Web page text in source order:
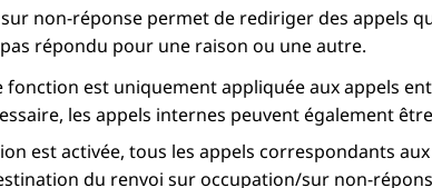
non-réponse permet de rediriger des appels
répondu pour une raison ou une autre.
fonction est uniquement appliquée aux appels
les appels internes peuvent également
est activée, tous les appels correspondants
du renvoi sur occupation/sur non-